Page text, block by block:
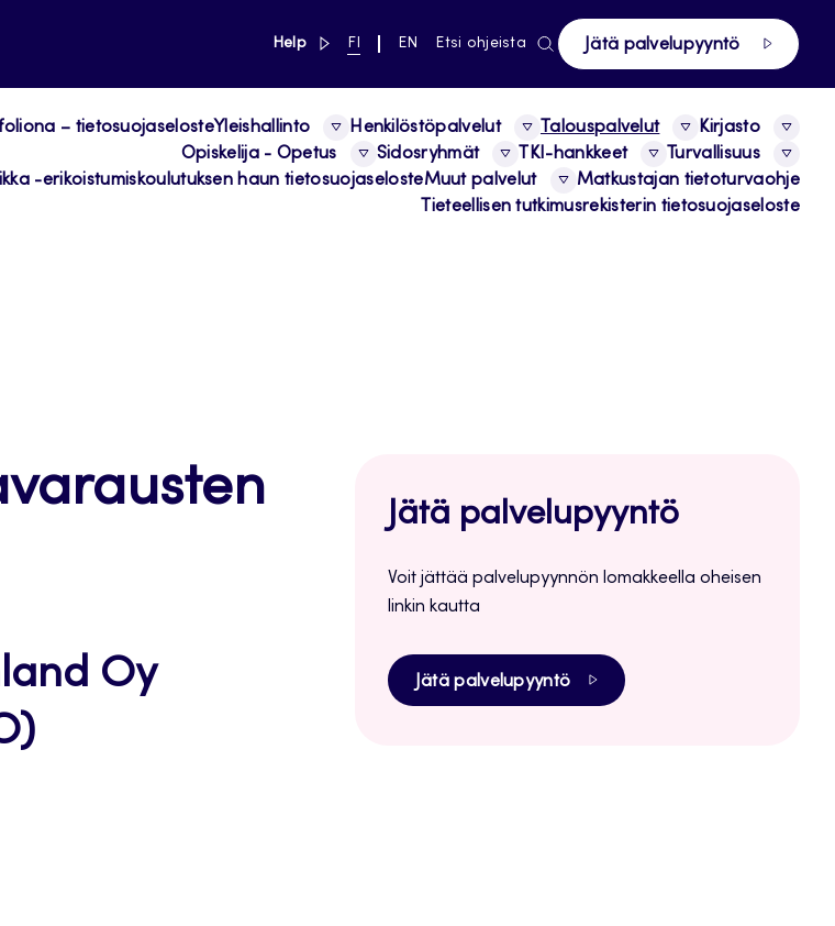
Help linkki pääsivustolle
NYKYINEN
FI
VAIHDA
EN Etsi ohjeista Jätä palvelupyyntö
– tietosuojaselosteYleishallinto Henkilöstöpalvelut Talouspalvelut
Kirjasto
Opiskelija - Opetus
Sidosryhmät TKI-hankkeet
Turvallisuus
-erikoistumiskoulutuksen haun tietosuojaselosteMuut palvelut
Matkustajan tietoturvaohje
Tieteellisen tutkimusrekisterin tietosuojaseloste
Oy
Jätä palvelupyyntö
Voit jättää palvelupyynnön lomakkeella oheisen
linkin kautta
Jätä palvelupyyntö